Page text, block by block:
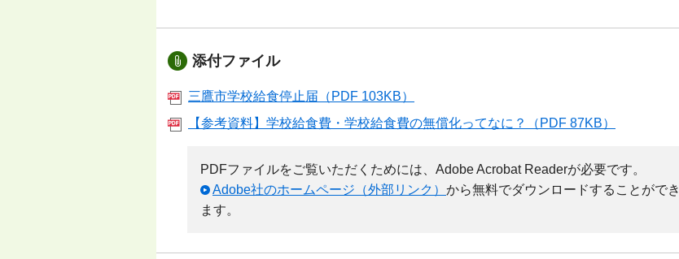
添付ファイル
三鷹市学校給食停止届（PDF 103KB）
【参考資料】学校給食費・学校給食費の無償化ってなに？（PDF 87KB）
PDFファイルをご覧いただくためには、Adobe Acrobat Readerが必要です。
Adobe社のホームページ（外部リンク） から無料でダウンロードすることができ
ます。